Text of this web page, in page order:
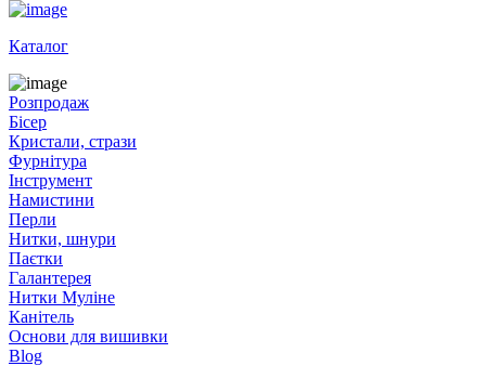
Каталог
Розпродаж
Бісер
Кристали, стрази
Фурнітура
Інструмент
Намистини
Перли
Нитки, шнури
Паєтки
Галантерея
Нитки Муліне
Канітель
Основи для вишивки
Blog